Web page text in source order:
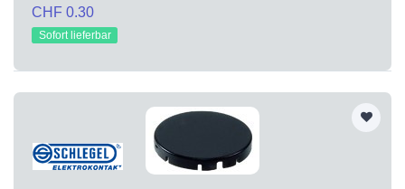
CHF 0.30
Sofort lieferbar